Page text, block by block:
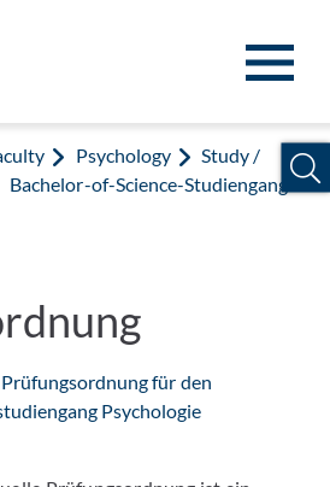
Psychology
Study /
Bachelor-of-Science-Studiengang
Prüfungsordnung für den
Psychologie